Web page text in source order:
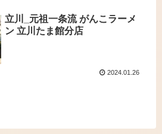
立川_元祖一条流 がんこラーメ
ン 立川たま館分店
2024.01.26